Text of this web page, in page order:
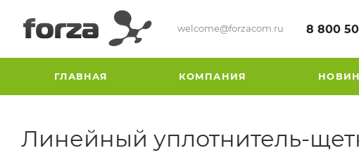
welcome@forzacom.ru 8 800
ГЛАВНАЯ КОМПАНИЯ
Линейный уплотнитель-